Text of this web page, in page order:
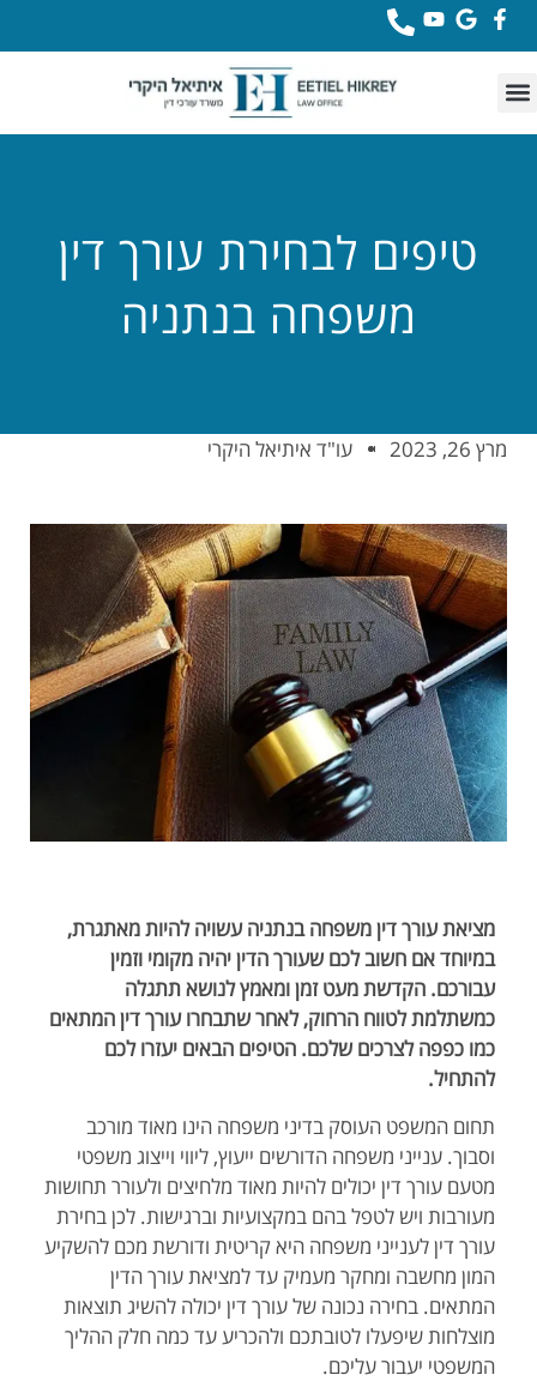
לתוכן
טיפים לבחירת עורך דין
משפחה בנתניה
מרץ 26, 2023 עו"ד איתיאל היקרי
מציאת עורך דין משפחה בנתניה עשויה להיות מאתגרת,
במיוחד אם חשוב לכם שעורך הדין יהיה מקומי וזמין
עבורכם. הקדשת מעט זמן ומאמץ לנושא תתגלה
כמשתלמת לטווח הרחוק, לאחר שתבחרו עורך דין המתאים
כמו כפפה לצרכים שלכם. הטיפים הבאים יעזרו לכם
להתחיל.
תחום המשפט העוסק בדיני משפחה הינו מאוד מורכב
וסבוך. ענייני משפחה הדורשים ייעוץ, ליווי וייצוג משפטי
מטעם עורך דין יכולים להיות מאוד מלחיצים ולעורר תחושות
מעורבות ויש לטפל בהם במקצועיות וברגישות. לכן בחירת
עורך דין לענייני משפחה היא קריטית ודורשת מכם להשקיע
המון מחשבה ומחקר מעמיק עד למציאת עורך הדין
המתאים. בחירה נכונה של עורך דין יכולה להשיג תוצאות
מוצלחות שיפעלו לטובתכם ולהכריע עד כמה חלק ההליך
המשפטי יעבור עליכם.